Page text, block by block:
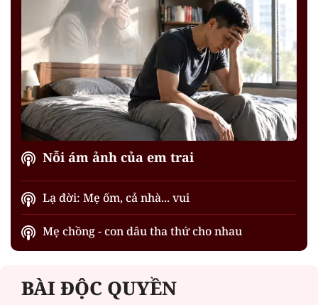
Nỗi ám ảnh của em trai
Lạ đời: Mẹ ốm, cả nhà... vui
Mẹ chồng - con dâu tha thứ cho nhau
BÀI ĐỘC QUYỀN